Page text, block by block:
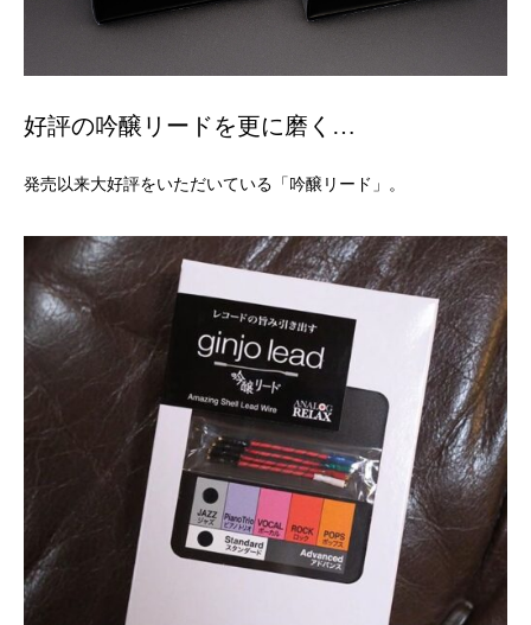
好評の吟醸リードを更に磨く…
発売以来大好評をいただいている「吟醸リード」。